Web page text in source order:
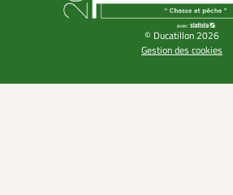
© Ducatillon 2026
Gestion des cookies